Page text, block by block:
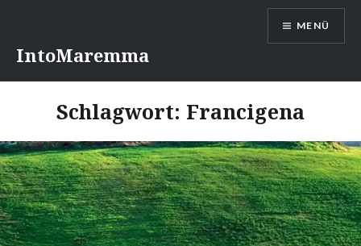
InhaltIntoMaremma
MENÜ
Schlagwort: Francigena